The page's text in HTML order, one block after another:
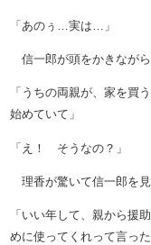
「あのぅ…実は…」
信一郎が頭をかきながら
「うちの両親が、家を買
始めていて」
「え！ そうなの？」
理香が驚いて信一郎を見
「いい年して、親から援
めに使ってくれって言った